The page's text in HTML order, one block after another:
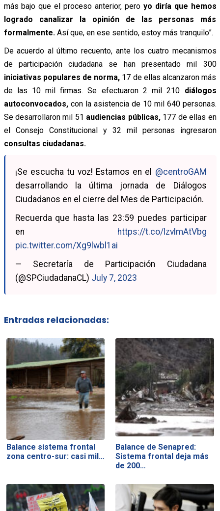
más bajo que el proceso anterior, pero yo diría que hemos
logrado canalizar la opinión de las personas más
formalmente. Así que, en ese sentido, estoy más tranquilo”.
De acuerdo al último recuento, ante los cuatro mecanismos
de participación ciudadana se han presentado mil 300
iniciativas populares de norma, 17 de ellas alcanzaron más
de las 10 mil firmas. Se efectuaron 2 mil 210 diálogos
autoconvocados,con la asistencia de 10 mil 640 personas.
Se desarrollaron mil 51 audiencias públicas,177 de ellas en
el Consejo Constitucional y 32 mil personas ingresaron
consultas ciudadanas.
¡Se escucha tu voz! Estamos en el @centroGAM
desarrollando la última jornada de Diálogos
Ciudadanos en el cierre del Mes de Participación.
Recuerda que hasta las 23:59 puedes participar
en
https://t.co/lzvlmAtVbg
pic.twitter.com/Xg9lwbl1ai
— Secretaría de Participación Ciudadana
(@SPCiudadanaCL) July 7, 2023
Entradas relacionadas:
Balance sistema frontal
zona centro-sur: casi mil…
Balance de Senapred:
Sistema frontal deja más
de 200…